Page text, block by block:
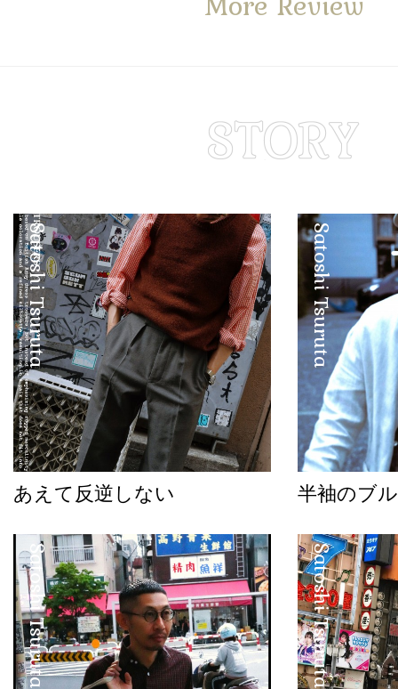
Satoshi Tsuruta
あえて反逆しない
Satoshi Tsuruta
半袖のブ
Satoshi Tsuruta Satoshi Tsuruta